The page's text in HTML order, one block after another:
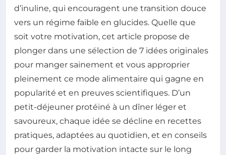
d’inuline, qui encouragent une transition douce
vers un régime faible en glucides. Quelle que
soit votre motivation, cet article propose de
plonger dans une sélection de 7 idées originales
pour manger sainement et vous approprier
pleinement ce mode alimentaire qui gagne en
popularité et en preuves scientifiques. D’un
petit-déjeuner protéiné à un dîner léger et
savoureux, chaque idée se décline en recettes
pratiques, adaptées au quotidien, et en conseils
pour garder la motivation intacte sur le long